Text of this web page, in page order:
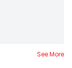
See More